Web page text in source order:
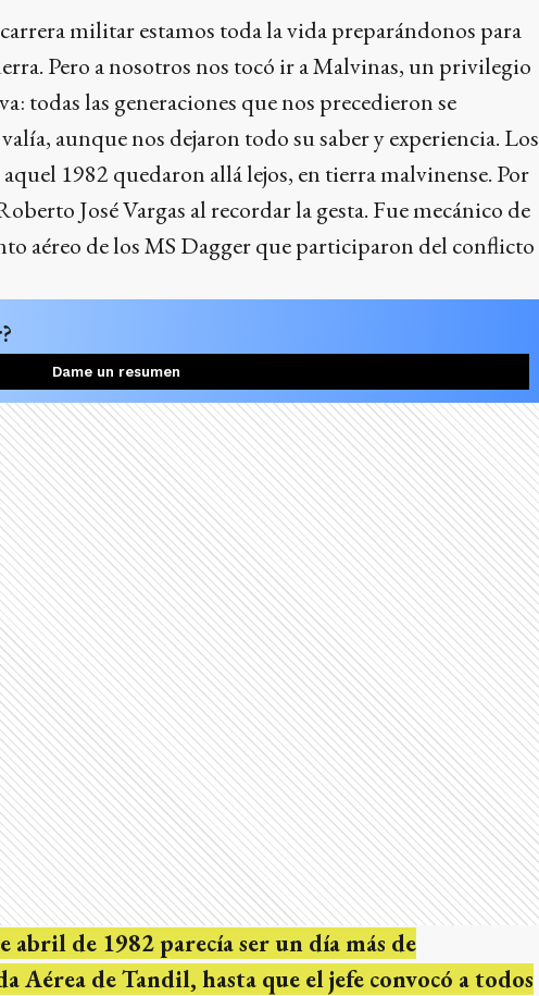
militar estamos toda la vida preparándonos para
Pero a nosotros nos tocó ir a Malvinas, un privilegio
todas las generaciones que nos precedieron se
aunque nos dejaron todo su saber y experiencia. Los
1982 quedaron allá lejos, en tierra malvinense. Por
José Vargas al recordar la gesta. Fue mecánico de
aéreo de los MS Dagger que participaron del conflicto
Dame un resumen
abril de 1982 parecía ser un día más de
Aérea de Tandil, hasta que el jefe convocó a todos